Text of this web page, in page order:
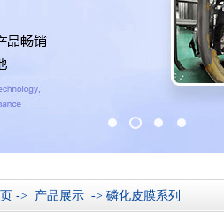
-> 产品展示 -> 磷化皮膜系列